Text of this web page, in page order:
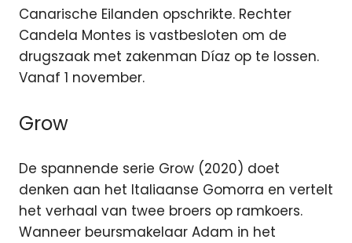
Canarische Eilanden opschrikte. Rechter
Candela Montes is vastbesloten om de
drugszaak met zakenman Díaz op te lossen.
Vanaf 1 november.
Grow
De spannende serie Grow (2020) doet
denken aan het Italiaanse Gomorra en vertelt
het verhaal van twee broers op ramkoers.
Wanneer beursmakelaar Adam in het